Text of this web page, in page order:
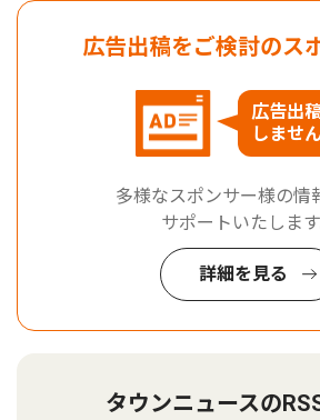
広告出稿をご検討のス
広告出
しませ
多様なスポンサー様の情
サポートいたします
詳細を見る
タウンニュースの